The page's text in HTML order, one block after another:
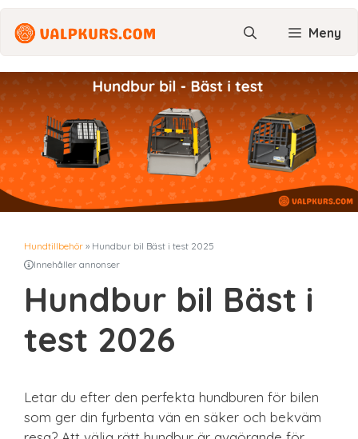
Hoppa
innehåll
Meny
Hundtillbehör » Hundbur bil Bäst i test 2025
Innehåller annonser
Hundbur bil Bäst i
test 2026
Letar du efter den perfekta hundburen för bilen
som ger din fyrbenta vän en säker och bekväm